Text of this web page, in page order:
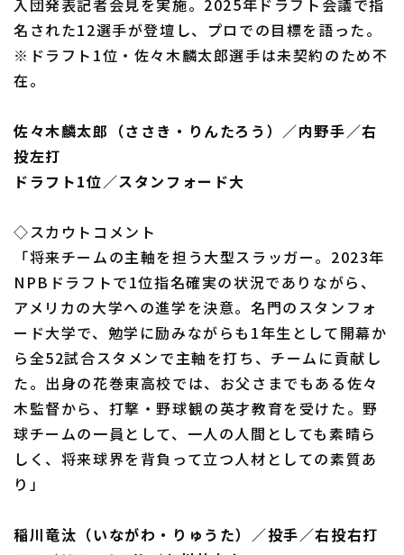
交流戦
東北楽天ゴールデンイーグルス
埼玉西武ライオンズ
オリックス・バファローズ
福岡ソフトバンクホークス
利用規約 プライバシーポリシー
運営会社 （別ウィンドウで開く） よくある質問
特定商取引法の表示
入団発表記者会見を実施。2025年ドラフト会議で指
名された12選手が登壇し、プロでの目標を語った。
※ドラフト1位・佐々木麟太郎選手は未契約のため不
在。
佐々木麟太郎（ささき・りんたろう）／内野手／右
投左打
ドラフト1位／スタンフォード大
◇スカウトコメント
「将来チームの主軸を担う大型スラッガー。2023年
NPBドラフトで1位指名確実の状況でありながら、
アメリカの大学への進学を決意。名門のスタンフォ
ード大学で、勉学に励みながらも1年生として開幕か
ら全52試合スタメンで主軸を打ち、チームに貢献し
た。出身の花巻東高校では、お父さまでもある佐々
木監督から、打撃・野球観の英才教育を受けた。野
球チームの一員として、一人の人間としても素晴ら
しく、将来球界を背負って立つ人材としての素質あ
り」
稲川竜汰（いながわ・りゅうた）／投手／右投右打